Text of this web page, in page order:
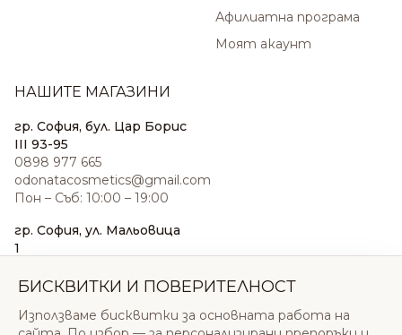
Афилиатна програма
Моят акаунт
НАШИТЕ МАГАЗИНИ
гр. София, бул. Цар Борис
III 93-95
0898 977 665
odonatacosmetics@gmail.com
Пон – Съб: 10:00 – 19:00
гр. София, ул. Мальовица
1
sales@odonatacosmetics.com
Нед: 11:00 – 18:00
БИСКВИТКИ И ПОВЕРИТЕЛНОСТ
Използваме бисквитки за основната работа на